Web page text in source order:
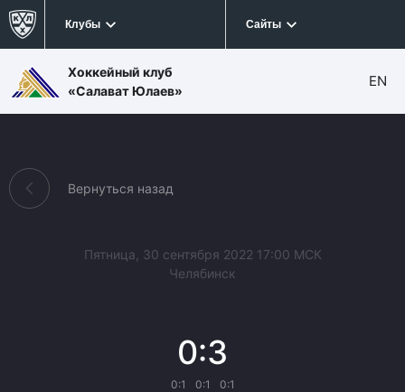
Клубы Сайты
Хоккейный клуб
«Салават Юлаев»
EN
Вернуться назад
Пятница, 30 сентября 2022 17:00 МСК
Челябинск
0:3
0:1 0:1 0:1